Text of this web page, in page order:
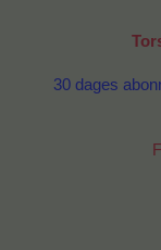
30 dages